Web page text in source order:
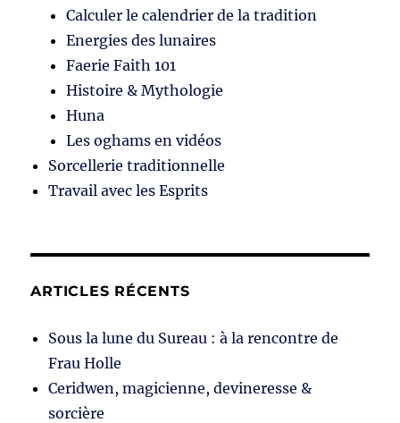
Calculer le calendrier de la tradition
Energies des lunaires
Faerie Faith 101
Histoire & Mythologie
Huna
Les oghams en vidéos
Sorcellerie traditionnelle
Travail avec les Esprits
ARTICLES RÉCENTS
Sous la lune du Sureau : à la rencontre de
Frau Holle
Ceridwen, magicienne, devineresse &
sorcière